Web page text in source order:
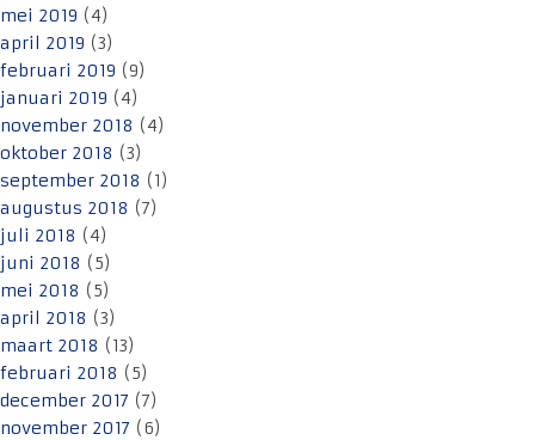
mei 2019 (4)
april 2019 (3)
februari 2019 (9)
januari 2019 (4)
november 2018 (4)
oktober 2018 (3)
september 2018 (1)
augustus 2018 (7)
juli 2018 (4)
juni 2018 (5)
mei 2018 (5)
april 2018 (3)
maart 2018 (13)
februari 2018 (5)
december 2017 (7)
november 2017 (6)